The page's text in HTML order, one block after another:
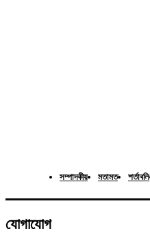
সম্পাদকীয় মতামত শর্তাবলি
যোগাযোগ